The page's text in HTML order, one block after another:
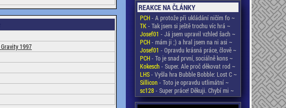
Gravity 1997
REAKCE NA ČLÁNKY
PCH- A protože při ukládání ničím fo ~
TK- Tak jsem si ještě trochu víc hrá ~
Josef01 - Já jsem upravil vzhled šach ~
PCH- mám ji ;) a hral jsem na ni asi ~
Josef01 - Opravdu krásná práce, člově ~
PCH- To je snad první, sociálně kons ~
Kokesch- Super. Ale proč děkovat rod ~
LHS- Vyšla hra Bubble Bobble: Lost C ~
Sillicon- Toto je opravdu utlimátní ~
sc128- Super práce! Děkuji. Chybí mi ~